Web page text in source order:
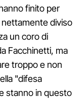
finito per
nettamente diviso
un coro di
Facchinetti, ma
troppo e non
"difesa
stanno in questo